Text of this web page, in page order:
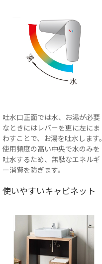
吐水口正面では水、お湯が必要
なときにはレバーを更に左にま
わすことで、お湯を吐水します。
使用頻度の高い中央で水のみを
吐水するため、無駄なエネルギ
ー消費を防ぎます。
使いやすいキャビネット